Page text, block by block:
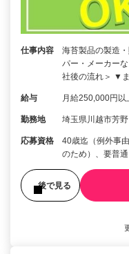
仕事内容
海苔製品の製造
パー・メーカー
社後の流れ＞ ▼
給与 月給250,000円以
勤務地 埼玉県川越市芳
応募資格
40歳迄（例外事
のため）、要普
後で見る